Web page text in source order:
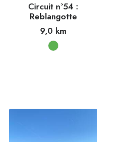
Circuit n°54 :
Reblangotte
9,0km